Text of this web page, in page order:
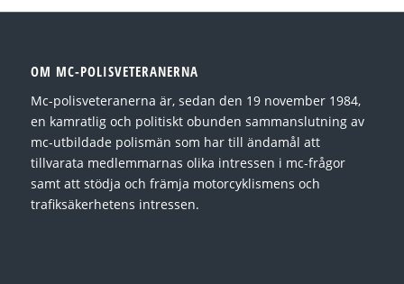
OM MC-POLISVETERANERNA
Mc-polisveteranerna är, sedan den 19 november 1984,
en kamratlig och politiskt obunden sammanslutning av
mc-utbildade polismän som har till ändamål att
tillvarata medlemmarnas olika intressen i mc-frågor
samt att stödja och främja motorcyklismens och
trafiksäkerhetens intressen.